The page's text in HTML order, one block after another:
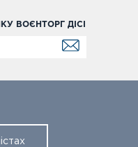
ВОЄНТОРГ ДІСІ